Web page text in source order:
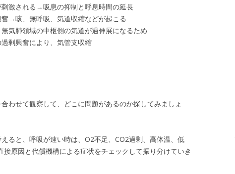
激される→吸息の抑制と呼息時間の延長
→咳、無呼吸、気道収縮などが起こる
気肺領域の中枢側の気道が過伸展になるため
剰興奮により、気管支収縮
わせて観察して、どこに問題があるのか探してみましょ
ると、呼吸が速い時は、O2不足、CO2過剰、高体温、低
原因と代償機構による症状をチェックして振り分けていき